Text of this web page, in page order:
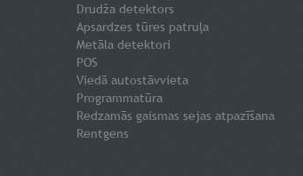
Drudža detektors
Apsardzes tūres patruļa
Metāla detektori
POS
Viedā autostāvvieta
Programmatūra
Redzamās gaismas sejas atpazīšana
Rentgens